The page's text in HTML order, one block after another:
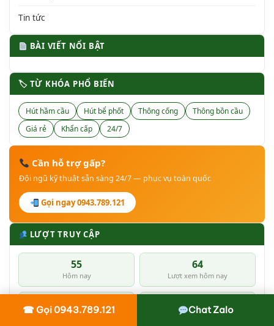
Tin tức
BÀI VIẾT NỔI BẬT
🏷 TỪ KHÓA PHỔ BIẾN
Hút hầm cầu Hút bể phốt Thông cống
Thông bồn cầu
Giá rẻ
Khẩn cấp 24/7
Cần hỗ trợ gấp?
Đội ngũ kỹ thuật sẵn sàng 24/7 — phục vụ toàn quốc
Gọi ngay 0943.789.121
LƯỢT TRUY CẬP
55
Hôm nay
64
Lượt xem hôm nay
21488
Tổng người dùng
33603
Tổng lượt xem
☎ Gọi 0943.789.121 Chat Zalo